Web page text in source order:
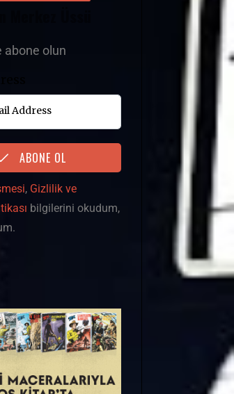
abone olun
ABONE OL
, Gizlilik ve
bilgilerini okudum,